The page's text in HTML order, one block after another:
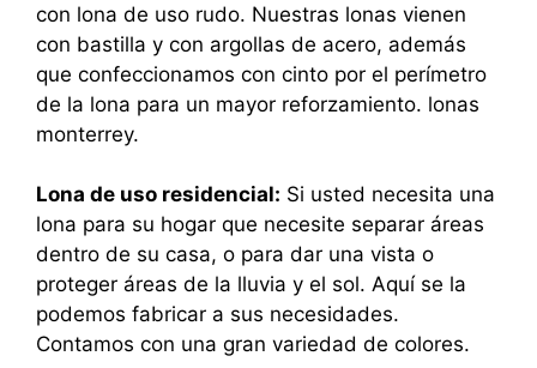
con lona de uso rudo. Nuestras lonas vienen
con bastilla y con argollas de acero, además
que confeccionamos con cinto por el perímetro
de la lona para un mayor reforzamiento. lonas
monterrey.
Lona de uso residencial: Si usted necesita una
lona para su hogar que necesite separar áreas
dentro de su casa, o para dar una vista o
proteger áreas de la lluvia y el sol. Aquí se la
podemos fabricar a sus necesidades.
Contamos con una gran variedad de colores.